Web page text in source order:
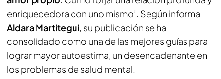
enriquecedora con uno mismo’. Según informa
Aldara Martitegui, su publicación se ha
consolidado como una de las mejores guías para
lograr mayor autoestima, un desencadenante en
los problemas de salud mental.